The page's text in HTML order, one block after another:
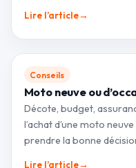
Lire l’article→
Conseils
Moto neuve ou
Décote, budget,
l’achat d’une moto
prendre la bonne
Lire l’article→